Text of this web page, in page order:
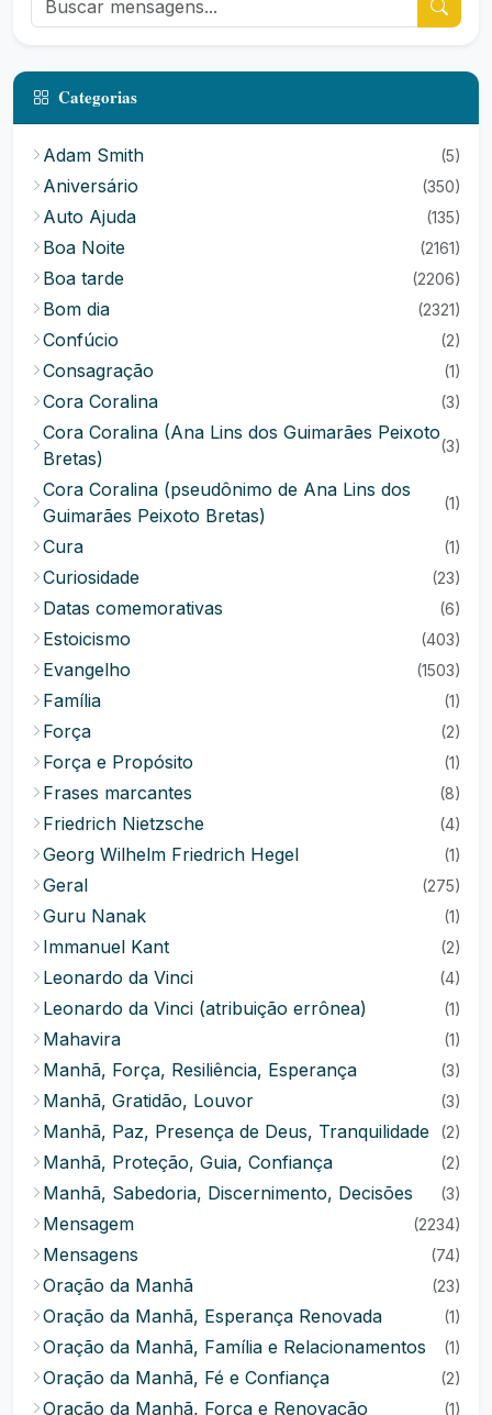
Categorias
Adam Smith (5)
Aniversário (350)
Auto Ajuda (135)
Boa Noite (2161)
Boa tarde (2206)
Bom dia (2321)
Confúcio (2)
Consagração (1)
Cora Coralina (3)
Cora Coralina (Ana Lins dos Guimarães Peixoto
Bretas)
(3)
Cora Coralina (pseudônimo de Ana Lins dos
Guimarães Peixoto Bretas)
(1)
Cura (1)
Curiosidade (23)
Datas comemorativas (6)
Estoicismo (403)
Evangelho (1503)
Família (1)
Força (2)
Força e Propósito (1)
Frases marcantes (8)
Friedrich Nietzsche (4)
Georg Wilhelm Friedrich Hegel (1)
Geral (275)
Guru Nanak (1)
Immanuel Kant (2)
Leonardo da Vinci (4)
Leonardo da Vinci (atribuição errônea) (1)
Mahavira (1)
Manhã, Força, Resiliência, Esperança (3)
Manhã, Gratidão, Louvor (3)
Manhã, Paz, Presença de Deus, Tranquilidade (2)
Manhã, Proteção, Guia, Confiança (2)
Manhã, Sabedoria, Discernimento, Decisões (3)
Mensagem (2234)
Mensagens (74)
Oração da Manhã (23)
Oração da Manhã, Esperança Renovada (1)
Oração da Manhã, Família e Relacionamentos (1)
Oração da Manhã, Fé e Confiança (2)
Oração da Manhã, Força e Renovação (1)